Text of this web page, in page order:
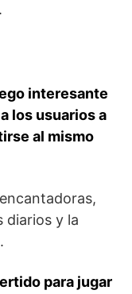
interesante
los usuarios a
al mismo
diarios y la
para jugar